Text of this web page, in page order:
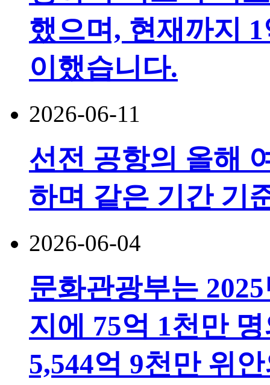
했으며, 현재까지
이했습니다.
2026-06-11
선전 공항의 올해
하며 같은 기간 기
2026-06-04
문화관광부는
지에 75억 1천만
5,544억 9천만 위